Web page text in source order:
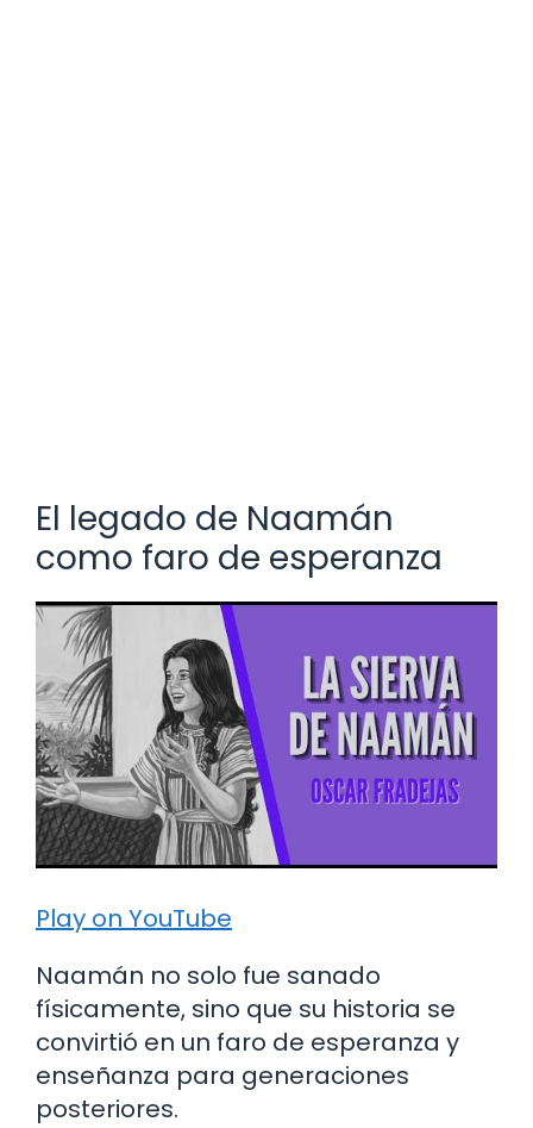
El legado de Naamán
como faro de esperanza
Play on YouTube
Naamán no solo fue sanado
físicamente, sino que su historia se
convirtió en un faro de esperanza y
enseñanza para generaciones
posteriores.